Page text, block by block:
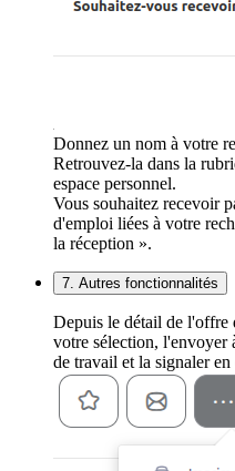
Donnez un nom à votre
Retrouvez-la dans la
espace personnel.
Vous souhaitez recevoir
d'emploi liées à votre
la réception ».
7. Autres fonctionnalités
Depuis le détail de l'offre
votre sélection, l'envoyer
de travail et la signaler